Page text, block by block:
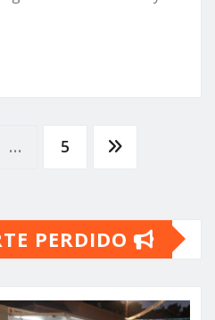
… 5
PERDIDO